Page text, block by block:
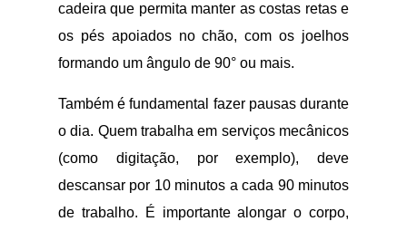
cadeira que permita manter as costas retas e
os pés apoiados no chão, com os joelhos
formando um ângulo de 90° ou mais.
Também é fundamental fazer pausas durante
o dia. Quem trabalha em serviços mecânicos
(como digitação, por exemplo), deve
descansar por 10 minutos a cada 90 minutos
de trabalho. É importante alongar o corpo,